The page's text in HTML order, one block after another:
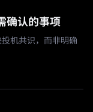
确认的事项
机共识，而非明确